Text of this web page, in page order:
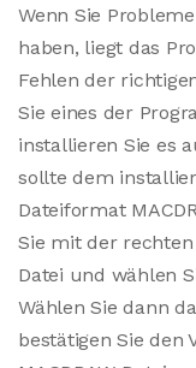
Wenn Sie
haben, liegt das
Fehlen der
Sie eines der
installieren Sie es
sollte dem
Dateiformat
Sie mit der rechten
Datei und wählen
Wählen Sie dann
bestätigen Sie den